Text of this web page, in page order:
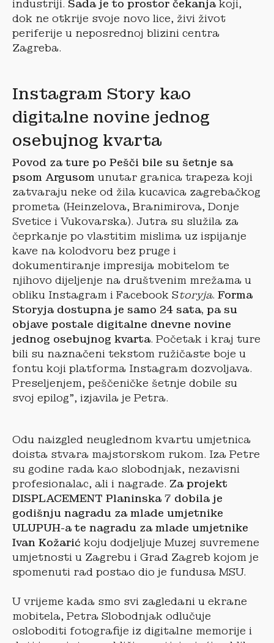
industriji. Sada je to prostor čekanja koji,
dok ne otkrije svoje novo lice, živi život
periferije u neposrednoj blizini centra
Zagreba.
Instagram Story kao
digitalne novine jednog
osebujnog kvarta
Povod za ture po Pešči bile su šetnje sa
psom Argusom unutar granica trapeza koji
zatvaraju neke od žila kucavica zagrebačkog
prometa (Heinzelova, Branimirova, Donje
Svetice i Vukovarska). Jutra su služila za
čeprkanje po vlastitim mislima uz ispijanje
kave na kolodvoru bez pruge i
dokumentiranje impresija mobitelom te
njihovo dijeljenje na društvenim mrežama u
obliku Instagram i Facebook Storyja. Forma
Storyja dostupna je samo 24 sata, pa su
objave postale digitalne dnevne novine
jednog osebujnog kvarta. Početak i kraj ture
bili su naznačeni tekstom ružičaste boje u
fontu koji platforma Instagram dozvoljava.
Preseljenjem, peščeničke šetnje dobile su
svoj epilog”, izjavila je Petra.
Odu naizgled neuglednom kvartu umjetnica
doista stvara majstorskom rukom. Iza Petre
su godine rada kao slobodnjak, nezavisni
profesionalac, ali i nagrade. Za projekt
DISPLACEMENT Planinska 7 dobila je
godišnju nagradu za mlade umjetnike
ULUPUH-a te nagradu za mlade umjetnike
Ivan Kožarić koju dodjeljuje Muzej suvremene
umjetnosti u Zagrebu i Grad Zagreb kojom je
spomenuti rad postao dio je fundusa MSU.
U vrijeme kada smo svi zagledani u ekrane
mobitela, Petra Slobodnjak odlučuje
osloboditi fotografije iz digitalne memorije i